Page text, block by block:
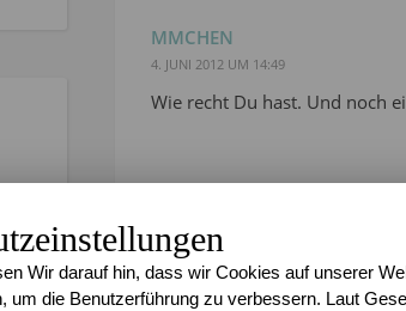
MMCHEN
4. JUNI 2012 UM 14:49
Wie recht Du hast. Und noch
SARI
Wir darauf hin, dass wir Cookies auf unserer
um die Benutzerführung zu verbessern. Laut